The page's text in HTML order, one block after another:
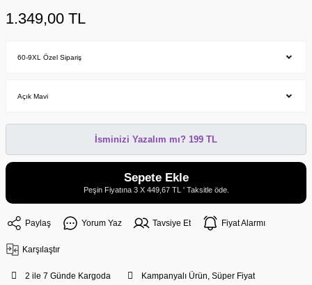
1.349,00 TL
İsminizi Yazalım mı? 199 TL
Sepete Ekle
Peşin Fiyatına 3 X 449,67 TL ' Taksitle öde.
Paylaş Yorum Yaz Tavsiye Et Fiyat Alarmı
Karşılaştır
2 ile 7 Günde Kargoda Kampanyalı Ürün, Süper Fiyat